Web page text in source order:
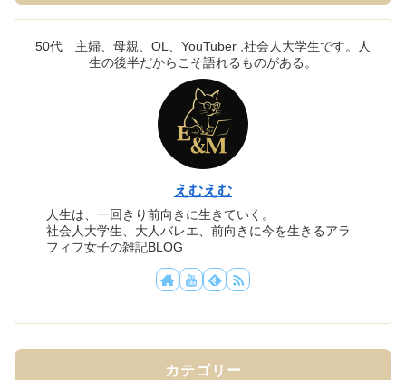
50代 主婦、母親、OL、YouTuber ,社会人大学生です。人
生の後半だからこそ語れるものがある。
えむえむ
人生は、一回きり前向きに生きていく。
社会人大学生、大人バレエ、前向きに今を生きるアラ
フィフ女子の雑記BLOG
カテゴリー